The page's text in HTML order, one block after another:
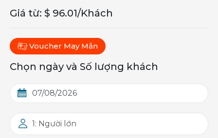
Giá từ: $ 96.01/Khách
Voucher May Mắn
Chọn ngày và Số lượng khách
1: Người lớn